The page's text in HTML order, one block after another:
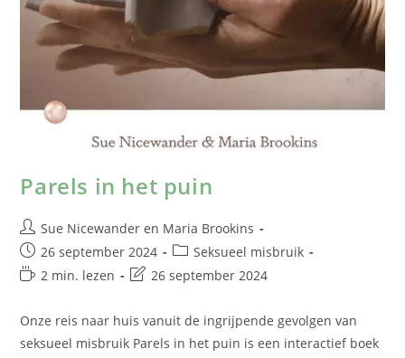
Parels in het puin
Sue Nicewander en Maria Brookins
26 september 2024
Seksueel misbruik
2 min. lezen
26 september 2024
Onze reis naar huis vanuit de ingrijpende gevolgen van
seksueel misbruik Parels in het puin is een interactief boek